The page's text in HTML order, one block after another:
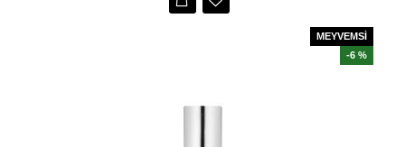
MEYVEMSİ
-6 %